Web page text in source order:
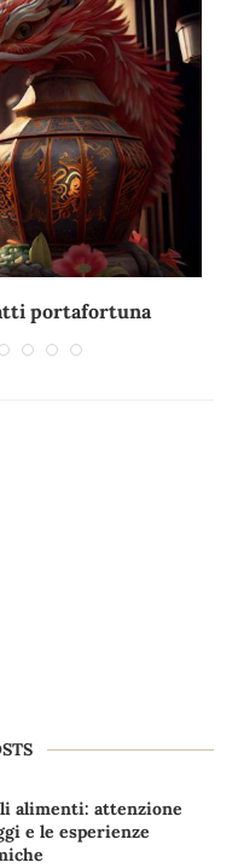
portafortuna
alimenti: attenzione
e le esperienze